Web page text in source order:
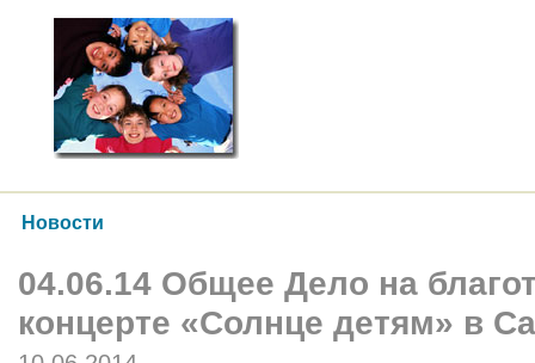
Новости
04.06.14 Общее Дело на
концерте «Солнце детям» в